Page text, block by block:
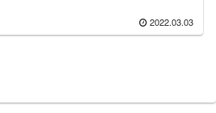
2022.03.03